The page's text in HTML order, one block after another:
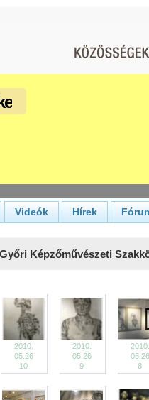
Videók Hírek
Képzőművészeti
2010.
05.26
10
2010.
05.26
9
2010.
05.26
8